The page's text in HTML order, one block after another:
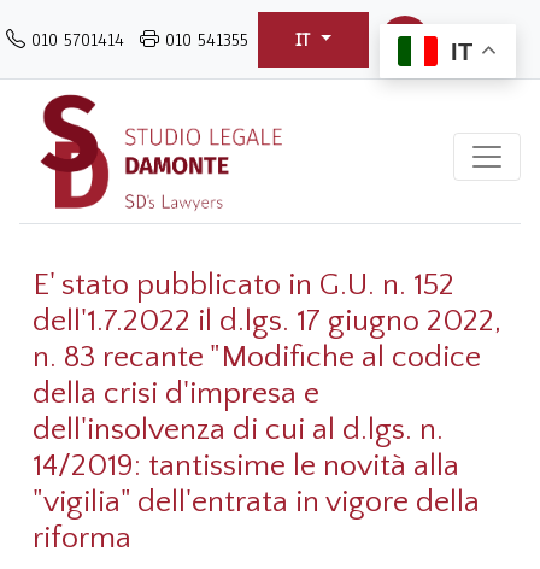
al
contenuto
principale
010 5701414 010 541355 IT IT
E' stato pubblicato in G.U. n. 152
dell'1.7.2022 il d.lgs. 17 giugno 2022,
n. 83 recante "Modifiche al codice
della crisi d'impresa e
dell'insolvenza di cui al d.lgs. n.
14/2019: tantissime le novità alla
"vigilia" dell'entrata in vigore della
riforma